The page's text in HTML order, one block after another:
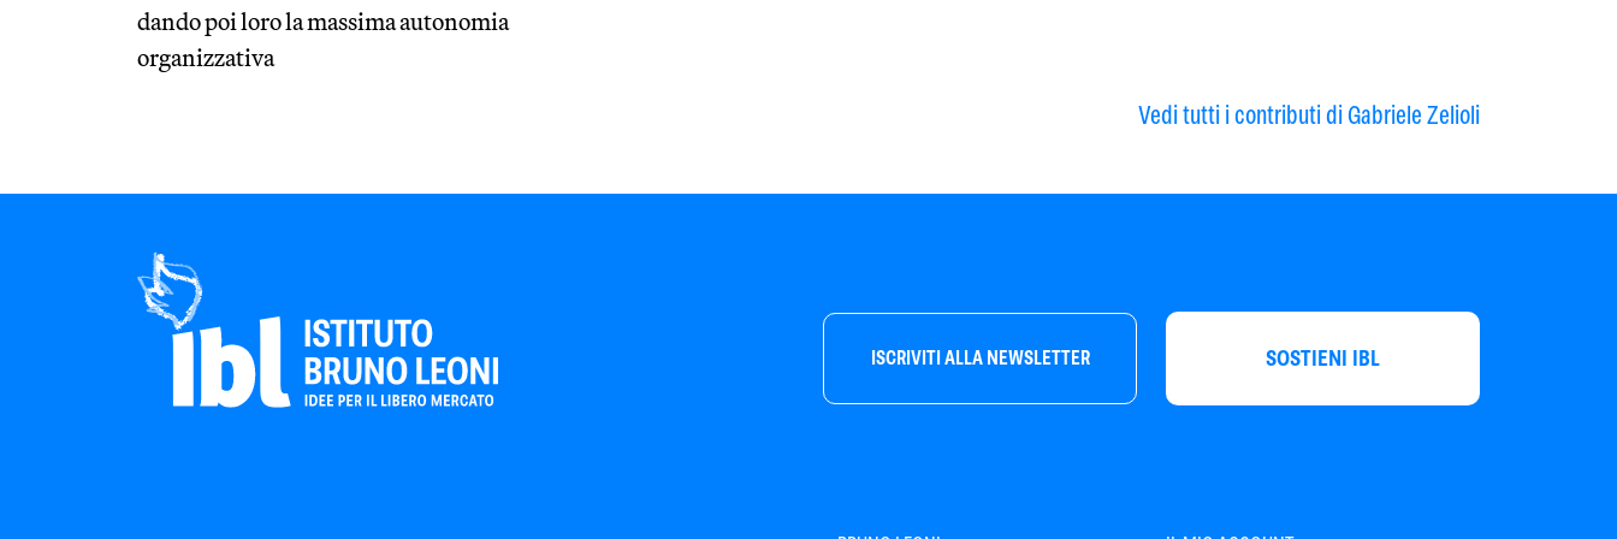
dando poi loro la massima autonomia
organizzativa
Vedi tutti i contributi di Gabriele Zelioli
ISCRIVITI ALLA NEWSLETTER SOSTIENI IBL